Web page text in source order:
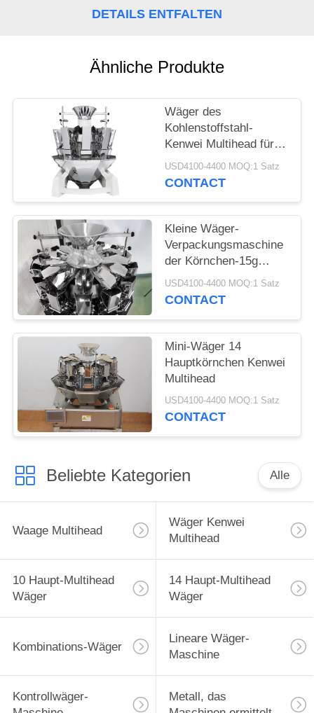
DETAILS ENTFALTEN
Ähnliche Produkte
Wäger des
Kohlenstoffstahl-
Kenwei Multihead für
Samen
USD4100-4400 MOQ:1 Satz
CONTACT
Kleine Wäger-
Verpackungsmaschine
der Körnchen-15g
Multihead
USD4100-4400 MOQ:1 Satz
CONTACT
Mini-Wäger 14
Hauptkörnchen Kenwei
Multihead
USD4100-4400 MOQ:1 Satz
CONTACT
Beliebte Kategorien Alle
Waage Multihead
Wäger Kenwei
Multihead
10 Haupt-Multihead
Wäger
14 Haupt-Multihead
Wäger
Kombinations-Wäger
Lineare Wäger-
Maschine
Kontrollwäger-
Metall, das